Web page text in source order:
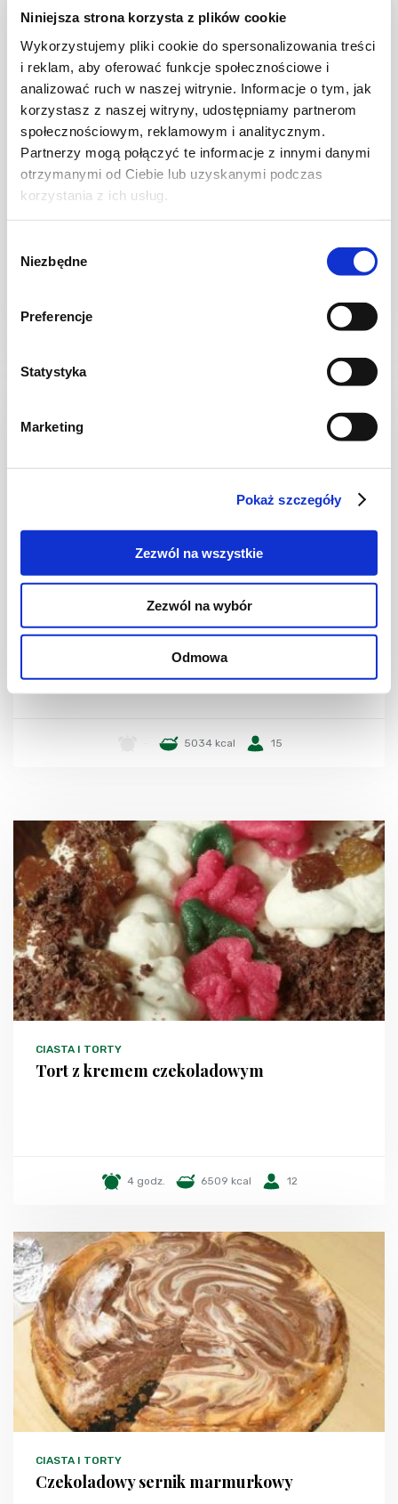
Niniejsza strona korzysta z plików cookie
Wykorzystujemy pliki cookie do spersonalizowania treści
i reklam, aby oferować funkcje społecznościowe i
analizować ruch w naszej witrynie. Informacje o tym, jak
korzystasz z naszej witryny, udostępniamy partnerom
społecznościowym, reklamowym i analitycznym.
Partnerzy mogą połączyć te informacje z innymi danymi
otrzymanymi od Ciebie lub uzyskanymi podczas
korzystania z ich usług.
zgody
Niezbędne
Preferencje
Statystyka
Marketing
Pokaż szczegóły
Zezwól na wszystkie
Zezwól na wybór
Odmowa
CIASTECZKA
CHOCOLATE CHIP COOKIES
Adam i Ewa
5034 kcal 15
CIASTA I TORTY
Tort z kremem czekoladowym
4 godz. 6509 kcal 12
CIASTA I TORTY
Czekoladowy sernik marmurkowy